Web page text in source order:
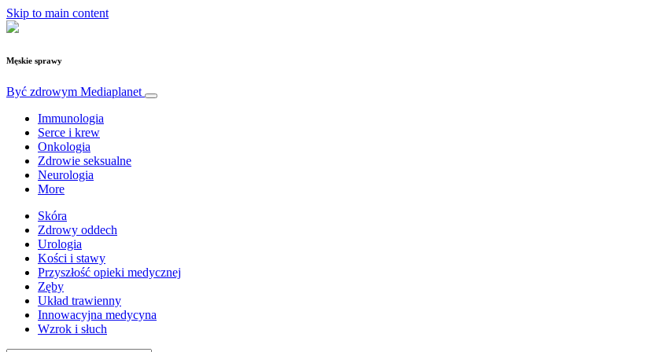
Skip to main content
Męskie sprawy
Być zdrowym Mediaplanet
Immunologia
Serce i krew
Onkologia
Zdrowie seksualne
Neurologia
More
Skóra
Zdrowy oddech
Urologia
Kości i stawy
Przyszłość opieki medycznej
Zęby
Układ trawienny
Innowacyjna medycyna
Wzrok i słuch